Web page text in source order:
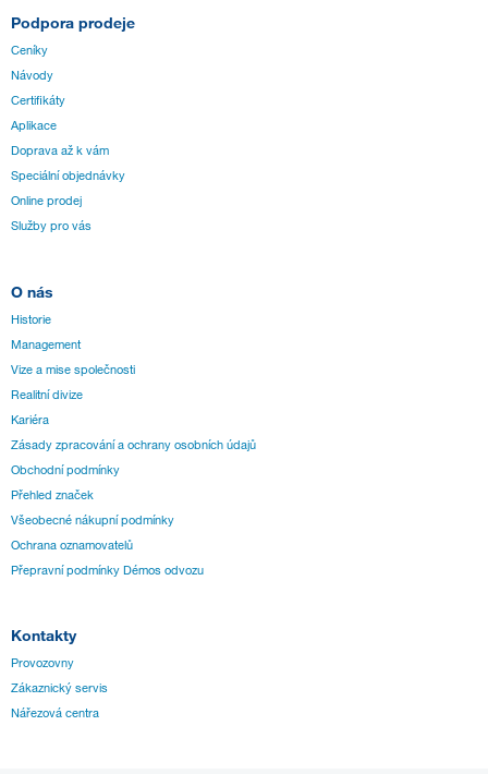
Podpora prodeje
Ceníky
Návody
Certifikáty
Aplikace
Doprava až k vám
Speciální objednávky
Online prodej
Služby pro vás
O nás
Historie
Management
Vize a mise společnosti
Realitní divize
Kariéra
Zásady zpracování a ochrany osobních údajů
Obchodní podmínky
Přehled značek
Všeobecné nákupní podmínky
Ochrana oznamovatelů
Přepravní podmínky Démos odvozu
Kontakty
Provozovny
Zákaznický servis
Nářezová centra